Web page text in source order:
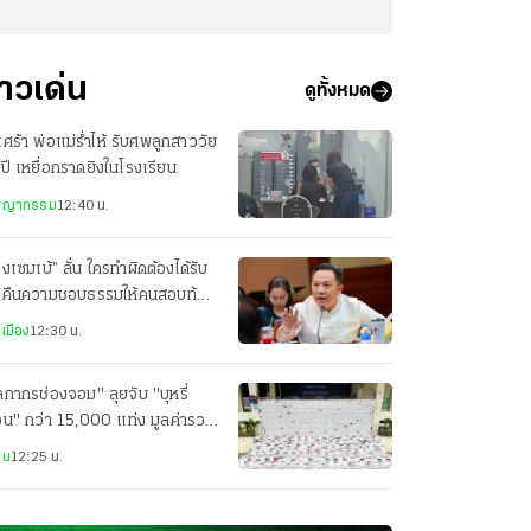
วเด่น ดูทั้งหมด
ศร้า พ่อแม่ร่ำไห้ รับศพลูกสาววัย
เหยื่อกราดยิงในโรงเรียน
ญากรรม12:40 น.
งเซมเบ้” ลั่น ใครทำผิดต้องได้รับ
นความชอบธรรมให้คนสอบท้อง
ด้
มือง12:30 น.
ากรช่องจอม" ลุยจับ "บุหรี่
น" กว่า 15,000 แท่ง มูลค่ารวม
12:25 น.